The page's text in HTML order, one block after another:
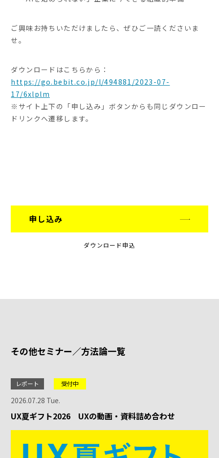
ご興味お持ちいただけましたら、ぜひご一読くださいま
せ。
ダウンロードはこちらから：
https://go.bebit.co.jp/l/494881/2023-07-
17/6xlplm
※サイト上下の「申し込み」ボタンからも同じダウンロー
ドリンクへ遷移します。
申し込み
ダウンロード申込
その他セミナー／方法論一覧
レポート 受付中
2026.07.28 Tue.
UX夏ギフト2026 UXの動画・資料詰め合わせ